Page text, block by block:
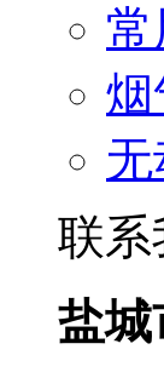
烟
联系
盐城